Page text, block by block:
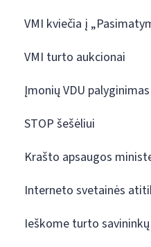
VMI kviečia į
VMI turto aukcionai
Įmonių VDU palyginimas
STOP šešėliui
Krašto apsaugos
Interneto svetainės
Ieškome turto savininkų